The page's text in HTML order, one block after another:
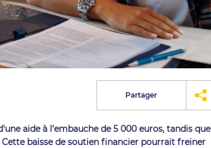
Partager
aide à l’embauche de 5 000 euros, tandis que
Cette baisse de soutien financier pourrait freiner